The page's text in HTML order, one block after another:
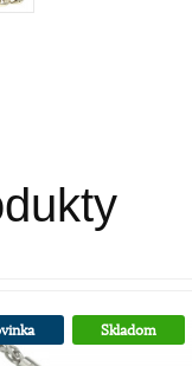
Skladom